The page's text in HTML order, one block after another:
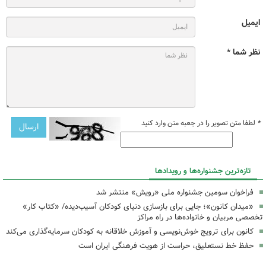
ایمیل
نظر شما *
* لطفا متن تصویر را در جعبه متن وارد کنید
تازه‌ترین جشنواره‌ها و رویدادها
فراخوان سومین جشنواره ملی «رویش» منتشر شد
«میدان کانون»؛ جایی برای بازسازی دنیای کودکان آسیب‌دیده/ «کتاب کار»
تخصصی مربیان و خانواده‌ها در راه مراکز
کانون برای ترویج خوش‌نویسی و آموزش خلاقانه به کودکان سرمایه‌گذاری می‌کند
حفظ خط نستعلیق، حراست از هویت فرهنگی ایران است